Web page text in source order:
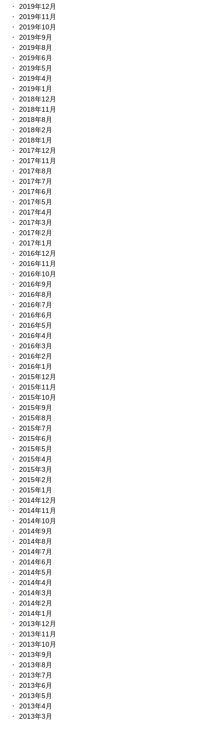
2019年12月
2019年11月
2019年10月
2019年9月
2019年8月
2019年6月
2019年5月
2019年4月
2019年1月
2018年12月
2018年11月
2018年8月
2018年2月
2018年1月
2017年12月
2017年11月
2017年8月
2017年7月
2017年6月
2017年5月
2017年4月
2017年3月
2017年2月
2017年1月
2016年12月
2016年11月
2016年10月
2016年9月
2016年8月
2016年7月
2016年6月
2016年5月
2016年4月
2016年3月
2016年2月
2016年1月
2015年12月
2015年11月
2015年10月
2015年9月
2015年8月
2015年7月
2015年6月
2015年5月
2015年4月
2015年3月
2015年2月
2015年1月
2014年12月
2014年11月
2014年10月
2014年9月
2014年8月
2014年7月
2014年6月
2014年5月
2014年4月
2014年3月
2014年2月
2014年1月
2013年12月
2013年11月
2013年10月
2013年9月
2013年8月
2013年7月
2013年6月
2013年5月
2013年4月
2013年3月